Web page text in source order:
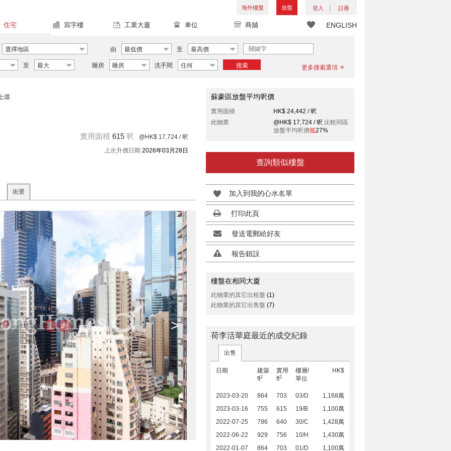
海外樓盤 放盤 登入 註冊
ENGLISH
住宅 寫字樓 工業大廈 車位 商舖
選擇地區 由 最低價 至 最高價
至 最大 睡房 睡房 洗手間 任何 搜索 更多搜索選項
環
實用面積 615 呎 @HK$ 17,724 / 呎
上次升價日期 2026年03月28日
街景
>
蘇豪區放盤平均呎價
實用面積
HK$ 24,442 / 呎
此物業
@HK$ 17,724 / 呎 比較同區
放盤平均呎價低27%
查詢類似樓盤
加入到我的心水名單
打印此頁
發送電郵給好友
報告錯誤
樓盤在相同大廈
此物業的其它出租盤 (1)
此物業的其它出售盤 (7)
荷李活華庭最近的成交紀錄
出售
日期
建築
ft2
實用
ft2
樓層/
單位
HK$
2023-03-20 864 703 03/D
1,168萬
2023-03-16
755 615 19/B
1,100萬
2022-07-25
786 640 30/C
1,428萬
2022-06-22
929 756 10/H
1,430萬
2022-01-07
864 703 01/D 1,100萬